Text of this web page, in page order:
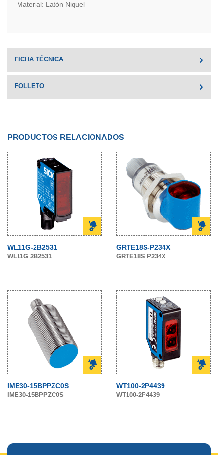
Material: Latón Niquel
FICHA TÉCNICA
FOLLETO
PRODUCTOS RELACIONADOS
WL11G-2B2531
WL11G-2B2531
GRTE18S-P234X
GRTE18S-P234X
IME30-15BPPZC0S
IME30-15BPPZC0S
WT100-2P4439
WT100-2P4439